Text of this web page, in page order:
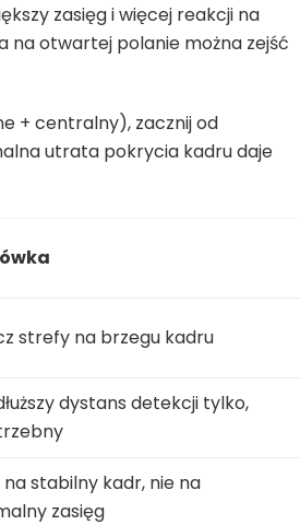
zasięg i więcej reakcji na
na otwartej polanie można zejść
+ centralny), zacznij od
utrata pokrycia kadru daje
strefy na brzegu kadru
dystans detekcji tylko,
stabilny kadr, nie na
zasięg